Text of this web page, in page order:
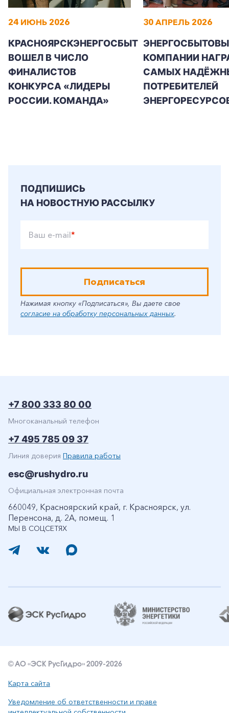
24 ИЮНЬ 2026
КРАСНОЯРСКЭНЕРГОСБЫТ
ВОШЕЛ В ЧИСЛО
ФИНАЛИСТОВ
КОНКУРСА «ЛИДЕРЫ
РОССИИ. КОМАНДА»
30 АПРЕЛЬ 2026
КОМПАНИИ
САМЫХ
ПОТРЕБИТЕЛЕЙ
ПОДПИШИСЬ
НА НОВОСТНУЮ РАССЫЛКУ
Ваш e-mail*
Подписаться
Нажимая кнопку «Подписаться», Вы даете свое
согласие на обработку персональных данных.
МЫ В СОЦСЕТЯХ
+7 800 333 80 00
Многоканальный телефон
+7 495 785 09 37
Линия доверия Правила работы
esc@rushydro.ru
Официальная электронная почта
660049, Красноярский край, г. Красноярск, ул.
Перенсона, д. 2А, помещ. 1
© АО «ЭСК РусГидро» 2009-2026
Карта сайта
Уведомление об ответственности и праве